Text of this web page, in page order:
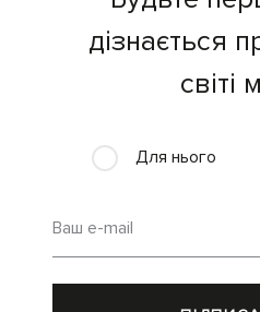
дізнається
світі
Для нього
Ваш e-mail